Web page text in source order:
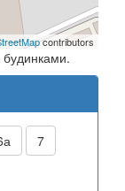
contributors
будинками.
7